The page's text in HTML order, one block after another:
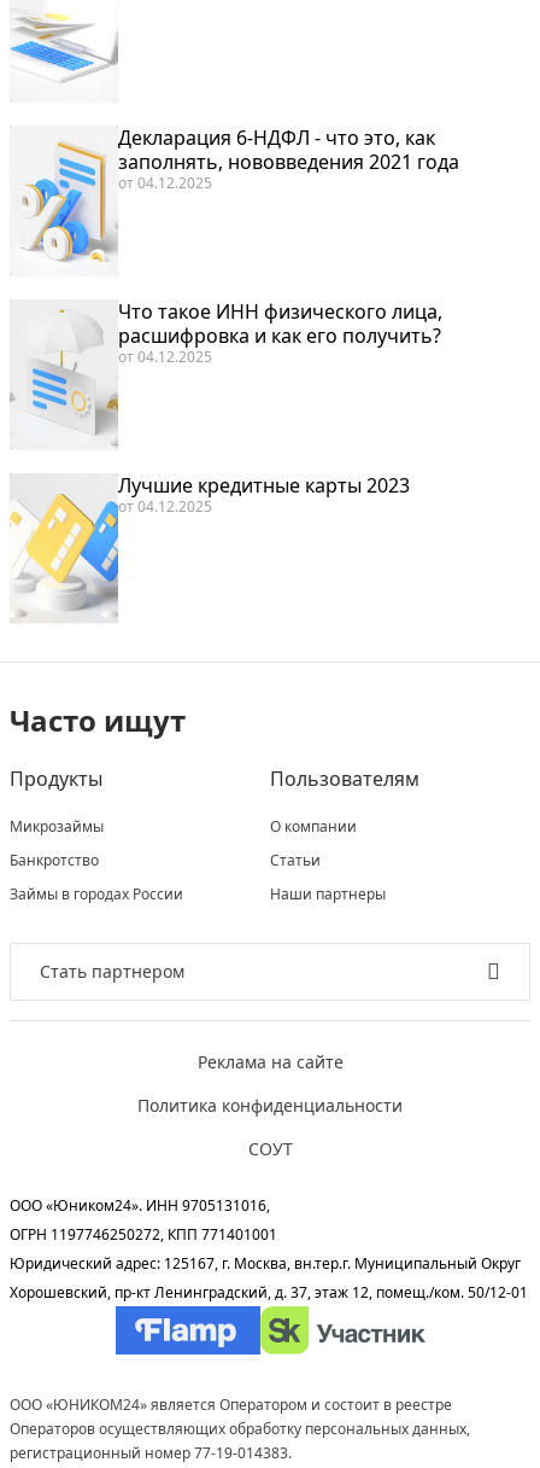
Декларация 6-НДФЛ - что это, как
заполнять, нововведения 2021 года
от04.12.2025
Что такое ИНН физического лица,
расшифровка и как его получить?
от04.12.2025
Лучшие кредитные карты 2023
от04.12.2025
Часто ищут
Продукты
Микрозаймы
Банкротство
Займы в городах России
Пользователям
О компании
Статьи
Наши партнеры
Стать партнером
Реклама на сайте
Политика конфиденциальности
СОУТ
ООО «Юником24». ИНН 9705131016,
ОГРН 1197746250272, КПП 771401001
Юридический адрес: 125167, г. Москва, вн.тер.г. Муниципальный Округ
Хорошевский, пр-кт Ленинградский, д. 37, этаж 12, помещ./ком. 50/12-01
ООО «ЮНИКОМ24» является Оператором и состоит в реестре
Операторов осуществляющих обработку персональных данных,
регистрационный номер 77-19-014383.